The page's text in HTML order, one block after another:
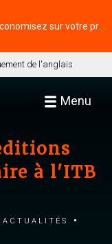
de l'anglais
Menu
à l'ITB
Actualités